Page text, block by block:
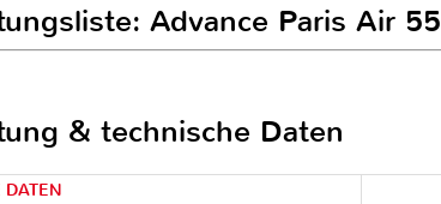
Advance Paris Air 55
& technische Daten
DATEN